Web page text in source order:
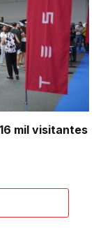
mil visitantes